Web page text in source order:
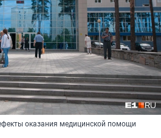
оказания медицинской помощи